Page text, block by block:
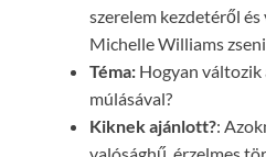
szerelem kezdetéről és
Michelle Williams
Téma: Hogyan változik
múlásával?
Kiknek ajánlott?: